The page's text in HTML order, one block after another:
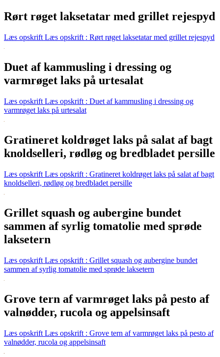
Rørt røget laksetatar med grillet rejespyd
Læs opskrift Læs opskrift : Rørt røget laksetatar med grillet rejespyd
Duet af kammusling i dressing og
varmrøget laks på urtesalat
Læs opskrift Læs opskrift : Duet af kammusling i dressing og
varmrøget laks på urtesalat
Gratineret koldrøget laks på salat af bagt
knoldselleri, rødløg og bredbladet persille
Læs opskrift Læs opskrift : Gratineret koldrøget laks på salat af bagt
knoldselleri, rødløg og bredbladet persille
Grillet squash og aubergine bundet
sammen af syrlig tomatolie med sprøde
laksetern
Læs opskrift Læs opskrift : Grillet squash og aubergine bundet
sammen af syrlig tomatolie med sprøde laksetern
Grove tern af varmrøget laks på pesto af
valnødder, rucola og appelsinsaft
Læs opskrift Læs opskrift : Grove tern af varmrøget laks på pesto af
valnødder, rucola og appelsinsaft